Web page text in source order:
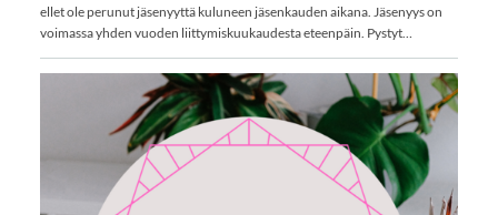
ellet ole perunut jäsenyyttä kuluneen jäsenkauden aikana. Jäsenyys on
voimassa yhden vuoden liittymiskuukaudesta eteenpäin. Pystyt…